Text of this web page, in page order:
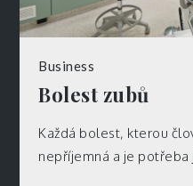
Business
Bolest zubů
Každá bolest, kterou
nepříjemná a je